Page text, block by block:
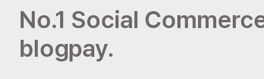
No.1 Social
blogpay.